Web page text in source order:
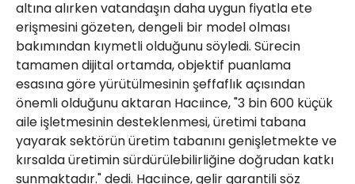
altına alırken vatandaşın daha uygun fiyatla ete
erişmesini gözeten, dengeli bir model olması
bakımından kıymetli olduğunu söyledi. Sürecin
tamamen dijital ortamda, objektif puanlama
esasına göre yürütülmesinin şeffaflık açısından
önemli olduğunu aktaran Hacıince, "3 bin 600 küçük
aile işletmesinin desteklenmesi, üretimi tabana
yayarak sektörün üretim tabanını genişletmekte ve
kırsalda üretimin sürdürülebilirliğine doğrudan katkı
sunmaktadır." dedi. Hacıince, gelir garantili söz